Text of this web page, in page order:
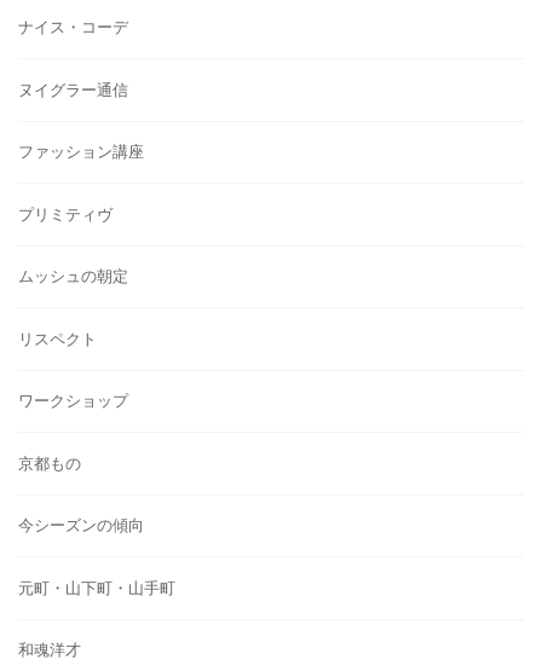
ナイス・コーデ
ヌイグラー通信
ファッション講座
プリミティヴ
ムッシュの朝定
リスペクト
ワークショップ
京都もの
今シーズンの傾向
元町・山下町・山手町
和魂洋才